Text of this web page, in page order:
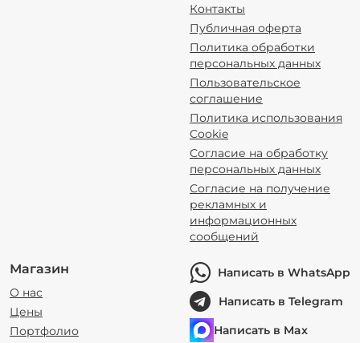
Контакты
Публичная оферта
Политика обработки
персональных данных
Пользовательское
соглашение
Политика использования
Cookie
Согласие на обработку
персональных данных
Согласие на получение
рекламных и
информационных
сообщений
Магазин
О нас
Цены
Портфолио
Написать в WhatsApp
Написать в Telegram
Написать в Max